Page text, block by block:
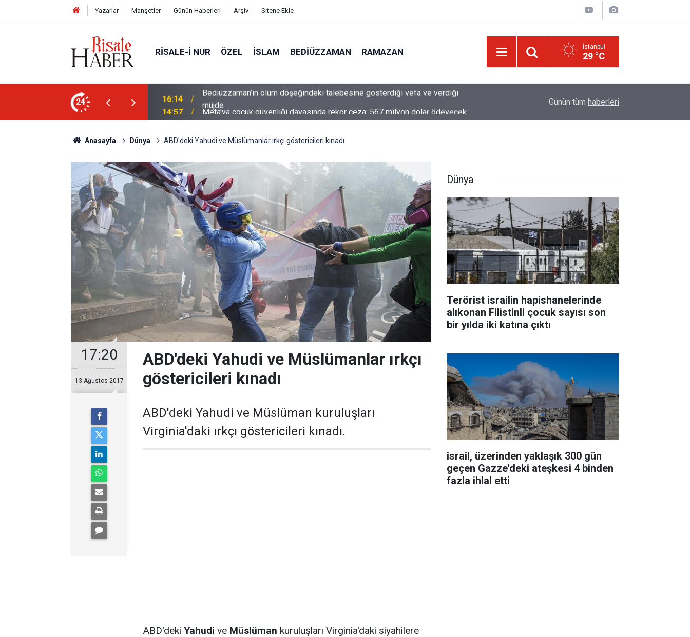
Yazarlar Manşetler Günün Haberleri Arşiv Sitene Ekle
RISALE-I NUR ÖZEL İSLAM BEDIÜZZAMAN RAMAZAN İstanbul
29 °C
24
talebesine gösterdiği vefa ve verdiği
14:57 Meta'ya çocuk güvenliği davasında rekor ceza: 567 milyon dolar ödeyecek Çile çekilen yol!
Günün tüm haberleri
Anasayfa Dünya ABD'deki Yahudi ve Müslümanlar ırkçı göstericileri kınadı
17:20
13 Ağustos 2017
ABD'deki Yahudi ve Müslümanlar ırkçı
göstericileri kınadı
ABD'deki Yahudi ve Müslüman kuruluşları
Virginia'daki ırkçı göstericileri kınadı.
ABD'deki Yahudi ve Müslüman kuruluşları Virginia'daki siyahilere
Dünya
Terörist israilin hapishanelerinde
alıkonan Filistinli çocuk sayısı son
bir yılda iki katına çıktı
israil, üzerinden yaklaşık 300 gün
geçen Gazze'deki ateşkesi 4 binden
fazla ihlal etti